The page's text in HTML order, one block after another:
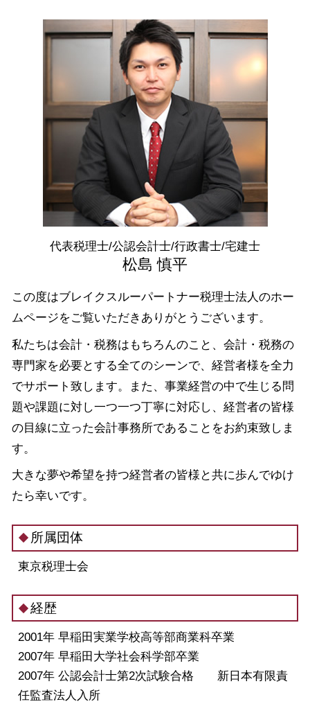
株式会社 設立 人数
法人設立 届出書
株式会社 設立 条件
起業 補助金
会社設立 補助金
日本政策金融公庫 金利
新規開業資金 日本政策金融公庫
日本政策金融公庫 とは
白色申告 メリット
白色申告 経費 上限
所得税 納付期限
青色申告 決算書
確定申告 所得税
節税対策 個人事業主
税務調査 反面調査
青色申告 期限
青色申告 経費
会社設立 栃木県 税理士
資金調達 港区 税理士
資金調達 江東区 税理士
融資 千葉県 相談
資金調達 群馬県 税理士
資金調達 中央区 税理士
会社設立 江東区 相談
資金調達 神奈川県 相談
会社設立 栃木県 相談
税務相談 港区 相談
税務相談 栃木県 税理士
融資 渋谷区 相談
融資 茨城県 税理士
代表税理士/公認会計士/行政書士/宅建士
松島 慎平
この度はブレイクスルーパートナー税理士法人のホー
ムページをご覧いただきありがとうございます。
私たちは会計・税務はもちろんのこと、会計・税務の
専門家を必要とする全てのシーンで、経営者様を全力
でサポート致します。また、事業経営の中で生じる問
題や課題に対し一つ一つ丁寧に対応し、経営者の皆様
の目線に立った会計事務所であることをお約束致しま
す。
大きな夢や希望を持つ経営者の皆様と共に歩んでゆけ
たら幸いです。
所属団体
東京税理士会
経歴
2001年 早稲田実業学校高等部商業科卒業
2007年 早稲田大学社会科学部卒業
2007年 公認会計士第2次試験合格 新日本有限責
任監査法人入所